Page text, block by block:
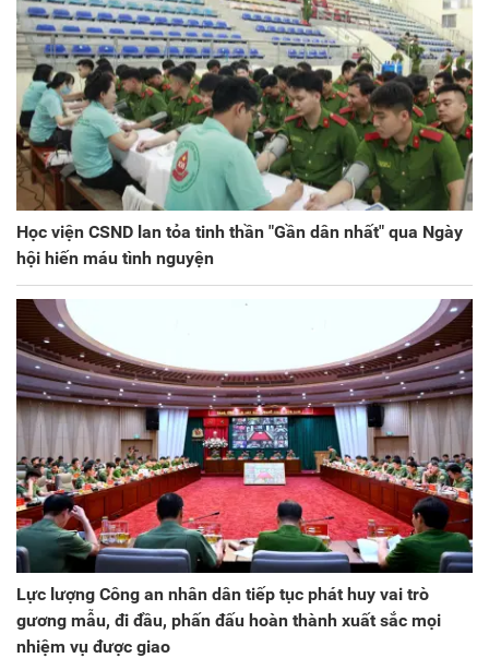
Học viện CSND lan tỏa tinh thần "Gần dân nhất" qua Ngày
hội hiến máu tình nguyện
Lực lượng Công an nhân dân tiếp tục phát huy vai trò
gương mẫu, đi đầu, phấn đấu hoàn thành xuất sắc mọi
nhiệm vụ được giao